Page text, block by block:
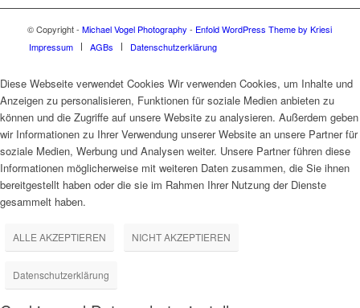
© Copyright - Michael Vogel Photography - Enfold WordPress Theme by Kriesi
Impressum
AGBs Datenschutzerklärung
Diese Webseite verwendet Cookies Wir verwenden Cookies, um Inhalte und
Anzeigen zu personalisieren, Funktionen für soziale Medien anbieten zu
können und die Zugriffe auf unsere Website zu analysieren. Außerdem geben
wir Informationen zu Ihrer Verwendung unserer Website an unsere Partner für
soziale Medien, Werbung und Analysen weiter. Unsere Partner führen diese
Informationen möglicherweise mit weiteren Daten zusammen, die Sie ihnen
bereitgestellt haben oder die sie im Rahmen Ihrer Nutzung der Dienste
gesammelt haben.
ALLE AKZEPTIEREN NICHT AKZEPTIEREN
Datenschutzerklärung